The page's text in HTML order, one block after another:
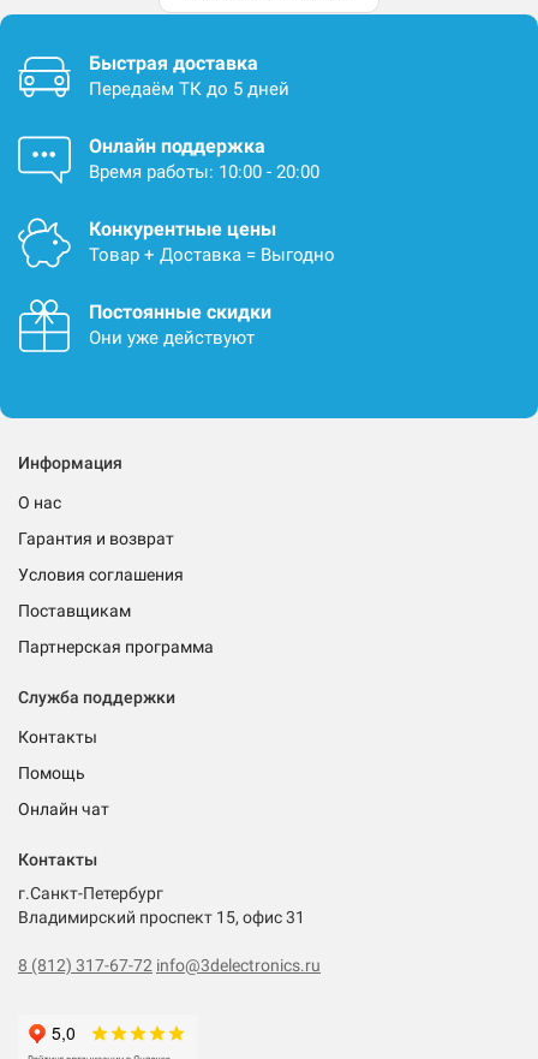
Быстрая доставка
Передаём ТК до 5 дней
Онлайн поддержка
Время работы: 10:00 - 20:00
Конкурентные цены
Товар + Доставка = Выгодно
Постоянные скидки
Они уже действуют
Информация
О нас
Гарантия и возврат
Условия соглашения
Поставщикам
Партнерская программа
Служба поддержки
Контакты
Помощь
Онлайн чат
Контакты
г.Санкт-Петербург
Владимирский проспект 15, офис 31
8 (812) 317-67-72 info@3delectronics.ru